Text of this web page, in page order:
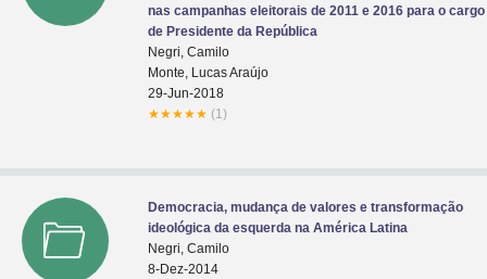
nas campanhas eleitorais de 2011 e 2016 para o cargo
de Presidente da República
Negri, Camilo
Monte, Lucas Araújo
29-Jun-2018
★★★★★ (1)
Democracia, mudança de valores e transformação
ideológica da esquerda na América Latina
Negri, Camilo
8-Dez-2014